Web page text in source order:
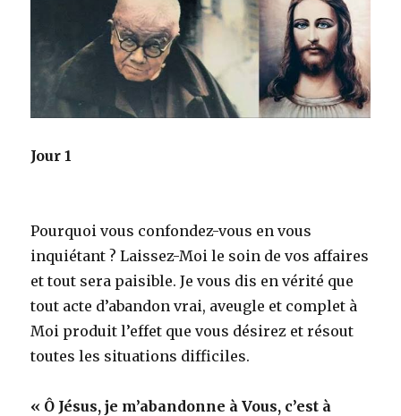
Jour 1
Pourquoi vous confondez-vous en vous
inquiétant ? Laissez-Moi le soin de vos affaires
et tout sera paisible. Je vous dis en vérité que
tout acte d’abandon vrai, aveugle et complet à
Moi produit l’effet que vous désirez et résout
toutes les situations difficiles.
« Ô Jésus, je m’abandonne à Vous, c’est à